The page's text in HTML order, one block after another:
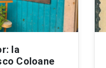
la
Coloane